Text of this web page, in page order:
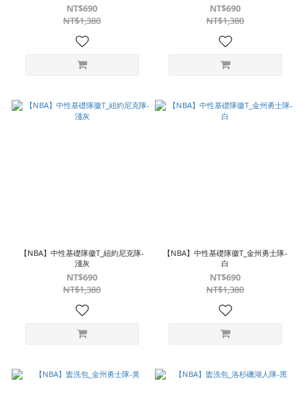
NT$690
NT$1,380
NT$690
NT$1,380
【NBA】中性基礎隊徽T_紐約尼克隊-
淺灰
NT$690
NT$1,380
【NBA】中性基礎隊徽T_金州勇士隊-
白
NT$690
NT$1,380